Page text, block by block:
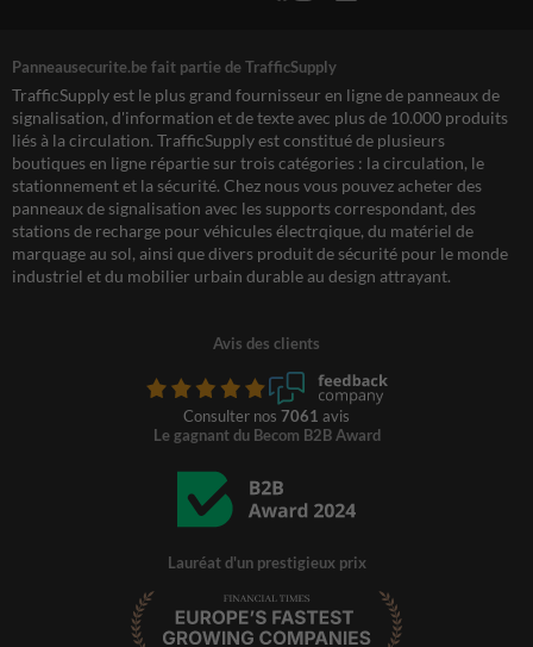
Panneausecurite.be fait partie de TrafficSupply
TrafficSupply est le plus grand fournisseur en ligne de panneaux de
signalisation, d'information et de texte avec plus de 10.000 produits
liés à la circulation. TrafficSupply est constitué de plusieurs
boutiques en ligne répartie sur trois catégories : la circulation, le
stationnement et la sécurité. Chez nous vous pouvez acheter des
panneaux de signalisation avec les supports correspondant, des
stations de recharge pour véhicules électrqique, du matériel de
marquage au sol, ainsi que divers produit de sécurité pour le monde
industriel et du mobilier urbain durable au design attrayant.
Avis des clients
Consulter nos 7061 avis
Le gagnant du Becom B2B Award
Lauréat d'un prestigieux prix